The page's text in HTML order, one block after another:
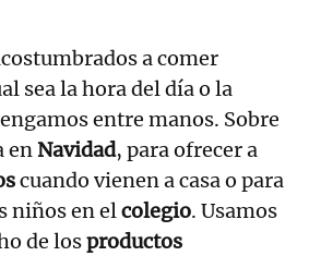
a comer
sea la hora del día o la
entre manos. Sobre
en Navidad, para ofrecer a
cuando vienen a casa o para
niños en elcolegio. Usamos
de losproductos